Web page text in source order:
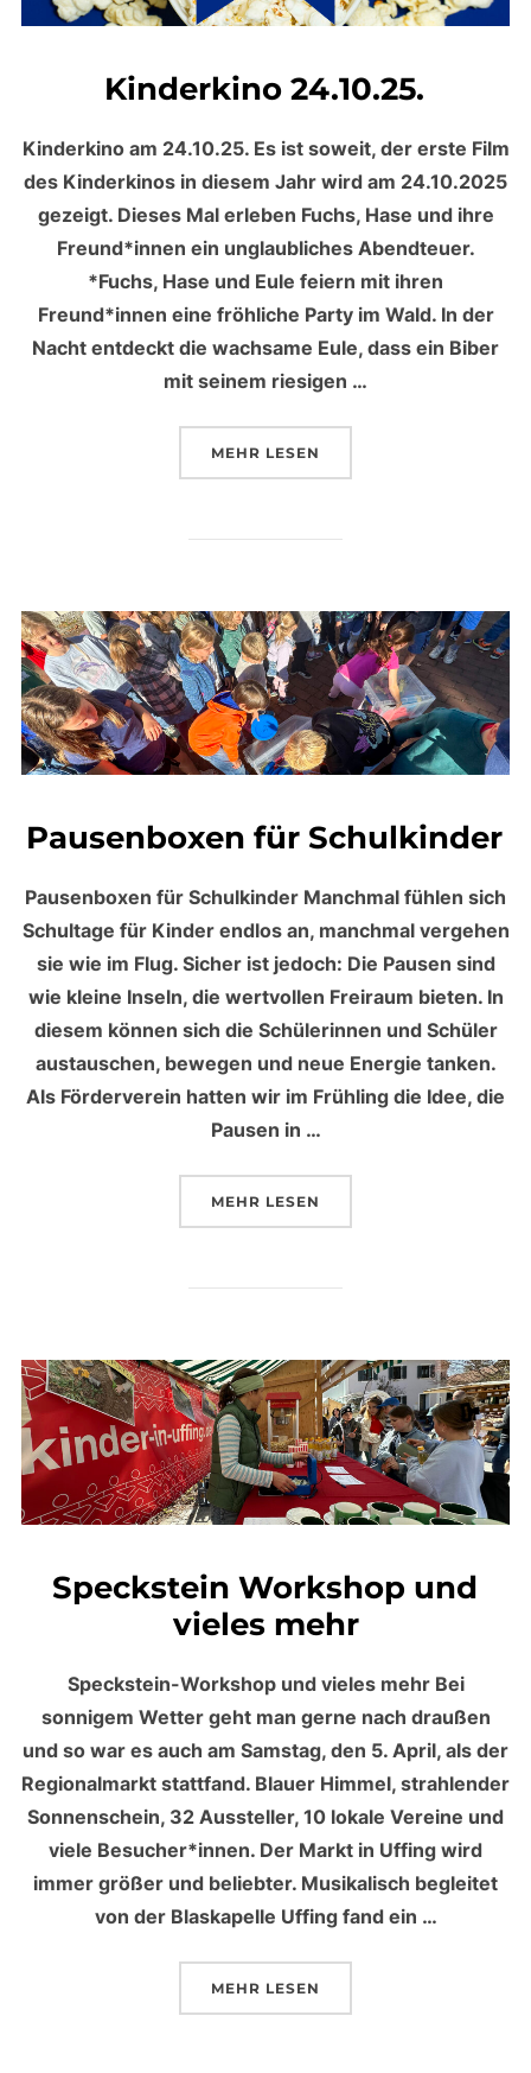
Kinderkino 24.10.25.
Kinderkino am 24.10.25. Es ist soweit, der erste Film
des Kinderkinos in diesem Jahr wird am 24.10.2025
gezeigt. Dieses Mal erleben Fuchs, Hase und ihre
Freund*innen ein unglaubliches Abendteuer.
*Fuchs, Hase und Eule feiern mit ihren
Freund*innen eine fröhliche Party im Wald. In der
Nacht entdeckt die wachsame Eule, dass ein Biber
mit seinem riesigen …
MEHR ÜBER „KINDERKINO 24.10.25.“
LESEN
Pausenboxen für Schulkinder
Pausenboxen für Schulkinder Manchmal fühlen sich
Schultage für Kinder endlos an, manchmal vergehen
sie wie im Flug. Sicher ist jedoch: Die Pausen sind
wie kleine Inseln, die wertvollen Freiraum bieten. In
diesem können sich die Schülerinnen und Schüler
austauschen, bewegen und neue Energie tanken.
Als Förderverein hatten wir im Frühling die Idee, die
Pausen in …
MEHR ÜBER „PAUSENBOXEN FÜR
LESEN
Speckstein Workshop und
vieles mehr
Speckstein-Workshop und vieles mehr Bei
sonnigem Wetter geht man gerne nach draußen
und so war es auch am Samstag, den 5. April, als der
Regionalmarkt stattfand. Blauer Himmel, strahlender
Sonnenschein, 32 Aussteller, 10 lokale Vereine und
viele Besucher*innen. Der Markt in Uffing wird
immer größer und beliebter. Musikalisch begleitet
von der Blaskapelle Uffing fand ein …
MEHR ÜBER „SPECKSTEIN
LESEN